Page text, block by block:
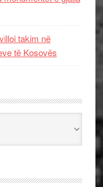
takim në
të Kosovës